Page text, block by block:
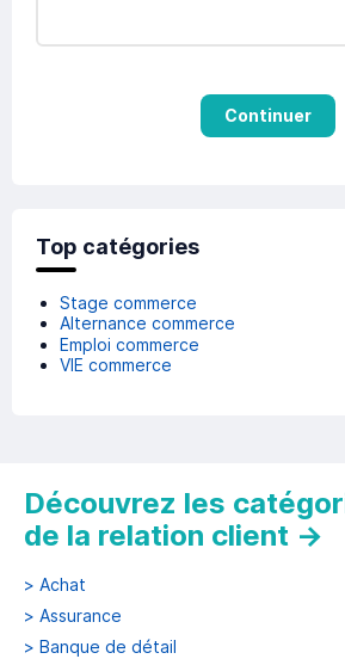
Continuer
Top catégories
Stage commerce
Alternance commerce
Emploi commerce
VIE commerce
Découvrez les
de la relation client →
> Achat
> Assurance
> Banque de détail